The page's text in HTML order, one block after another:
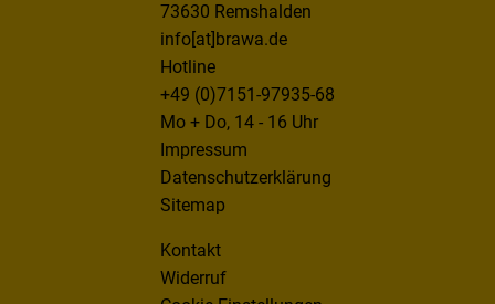
73630 Remshalden
info[at]brawa.de
Hotline
+49 (0)7151-97935-68
Mo + Do, 14 - 16 Uhr
Impressum
Datenschutzerklärung
Sitemap
Kontakt
Widerruf